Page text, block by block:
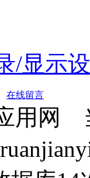
/显示
在线留言
用网